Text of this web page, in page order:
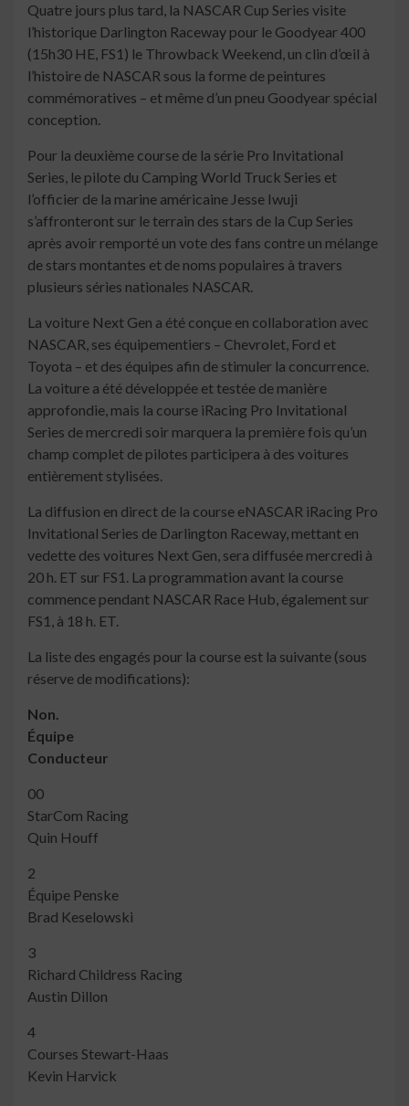
Quatre jours plus tard, la NASCAR Cup Series visite
l’historique Darlington Raceway pour le Goodyear 400
(15h30 HE, FS1) le Throwback Weekend, un clin d’œil à
l’histoire de NASCAR sous la forme de peintures
commémoratives – et même d’un pneu Goodyear spécial
conception.
Pour la deuxième course de la série Pro Invitational
Series, le pilote du Camping World Truck Series et
l’officier de la marine américaine Jesse Iwuji
s’affronteront sur le terrain des stars de la Cup Series
après avoir remporté un vote des fans contre un mélange
de stars montantes et de noms populaires à travers
plusieurs séries nationales NASCAR.
La voiture Next Gen a été conçue en collaboration avec
NASCAR, ses équipementiers – Chevrolet, Ford et
Toyota – et des équipes afin de stimuler la concurrence.
La voiture a été développée et testée de manière
approfondie, mais la course iRacing Pro Invitational
Series de mercredi soir marquera la première fois qu’un
champ complet de pilotes participera à des voitures
entièrement stylisées.
La diffusion en direct de la course eNASCAR iRacing Pro
Invitational Series de Darlington Raceway, mettant en
vedette des voitures Next Gen, sera diffusée mercredi à
20 h. ET sur FS1. La programmation avant la course
commence pendant NASCAR Race Hub, également sur
FS1, à 18 h. ET.
La liste des engagés pour la course est la suivante (sous
réserve de modifications):
Non.
Équipe
Conducteur
00
StarCom Racing
Quin Houff
2
Équipe Penske
Brad Keselowski
3
Richard Childress Racing
Austin Dillon
4
Courses Stewart-Haas
Kevin Harvick